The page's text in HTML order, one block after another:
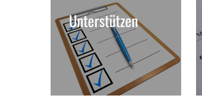
Unterstützen